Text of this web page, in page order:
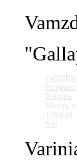
Perėjimai
Alkūnės
Movos,
Trišakiai
Kiti